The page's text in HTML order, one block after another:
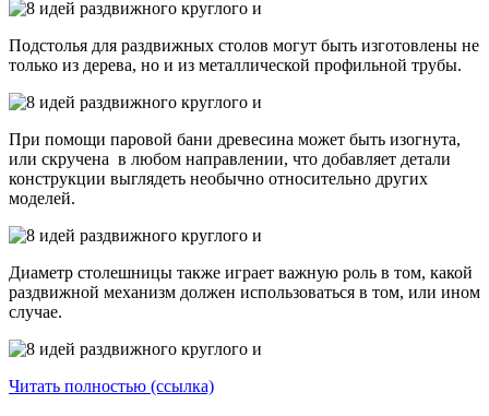
Подстолья для раздвижных столов могут быть изготовлены не
только из дерева, но и из металлической профильной трубы.
При помощи паровой бани древесина может быть изогнута,
или скручена в любом направлении, что добавляет детали
конструкции выглядеть необычно относительно других
моделей.
Диаметр столешницы также играет важную роль в том, какой
раздвижной механизм должен использоваться в том, или ином
случае.
Читать полностью (ссылка)